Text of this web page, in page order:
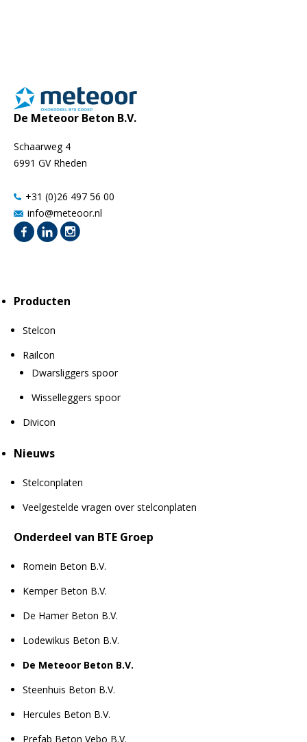
De Meteoor Beton B.V.
Schaarweg 4
6991 GV Rheden
+31 (0)26 497 56 00
info@meteoor.nl
Producten
Stelcon
Railcon
Dwarsliggers spoor
Wisselleggers spoor
Divicon
Nieuws
Stelconplaten
Veelgestelde vragen over stelconplaten
Onderdeel van BTE Groep
Romein Beton B.V.
Kemper Beton B.V.
De Hamer Beton B.V.
Lodewikus Beton B.V.
De Meteoor Beton B.V.
Steenhuis Beton B.V.
Hercules Beton B.V.
Prefab Beton Vebo B.V.